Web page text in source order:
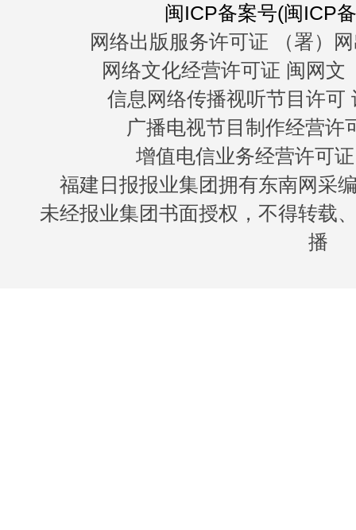
闽ICP备案号(闽ICP
网络出版服务许可证 （署）
网络文化经营许可证 闽网文
信息网络传播视听节目许可
广播电视节目制作经营许
增值电信业务经营许可
福建日报报业集团拥有东南网采
未经报业集团书面授权，不得转载
播